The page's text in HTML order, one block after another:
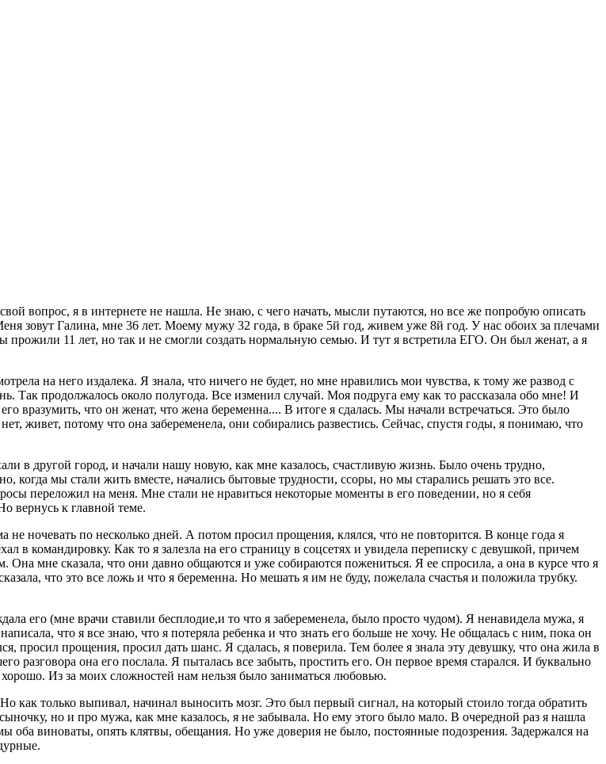
вопрос, я в интернете не нашла. Не знаю, с чего начать, мысли путаются, но все же попробую описать
зовут Галина, мне 36 лет. Моему мужу 32 года, в браке 5й год, живем уже 8й год. У нас обоих за плечами
11 лет, но так и не смогли создать нормальную семью. И тут я встретила ЕГО. Он был женат, а я
на него издалека. Я знала, что ничего не будет, но мне нравились мои чувства, к тому же развод с
Так продолжалось около полугода. Все изменил случай. Моя подруга ему как то рассказала обо мне! И
вразумить, что он женат, что жена беременна.... В итоге я сдалась. Мы начали встречаться. Это было
живет, потому что она забеременела, они собирались развестись. Сейчас, спустя годы, я понимаю, что
в другой город, и начали нашу новую, как мне казалось, счастливую жизнь. Было очень трудно,
когда мы стали жить вместе, начались бытовые трудности, ссоры, но мы старались решать это все.
переложил на меня. Мне стали не нравиться некоторые моменты в его поведении, но я себя
вернусь к главной теме.
ночевать по несколько дней. А потом просил прощения, клялся, что не повторится. В конце года я
в командировку. Как то я залезла на его страницу в соцсетях и увидела переписку с девушкой, причем
мне сказала, что они давно общаются и уже собираются пожениться. Я ее спросила, а она в курсе что я
что это все ложь и что я беременна. Но мешать я им не буду, пожелала счастья и положила трубку.
его (мне врачи ставили бесплодие,и то что я забеременела, было просто чудом). Я ненавидела мужа, я
что я все знаю, что я потеряла ребенка и что знать его больше не хочу. Не общалась с ним, пока он
просил прощения, просил дать шанс. Я сдалась, я поверила. Тем более я знала эту девушку, что она жила в
разговора она его послала. Я пыталась все забыть, простить его. Он первое время старался. И буквально
Из за моих сложностей нам нельзя было заниматься любовью.
как только выпивал, начинал выносить мозг. Это был первый сигнал, на который стоило тогда обратить
но и про мужа, как мне казалось, я не забывала. Но ему этого было мало. В очередной раз я нашла
оба виноваты, опять клятвы, обещания. Но уже доверия не было, постоянные подозрения. Задержался на